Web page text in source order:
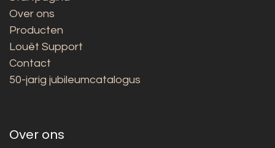
Over ons
Producten
Louët Support
Contact
50-jarig jubileumcatalogus
Over ons